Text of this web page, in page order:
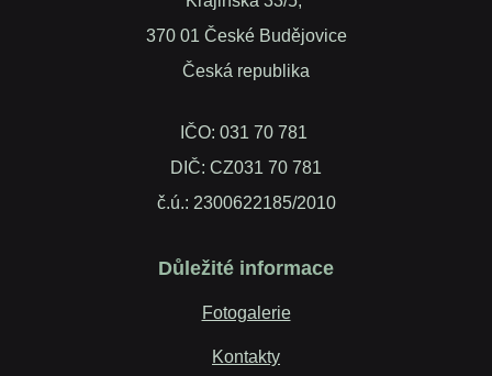
370 01 České Budějovice
Česká republika
IČO: 031 70 781
DIČ: CZ031 70 781
č.ú.: 2300622185/2010
Důležité informace
Fotogalerie
Kontakty